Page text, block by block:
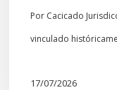
culturales
Mapuche»
Por Cacicado
vinculado
17/07/2026